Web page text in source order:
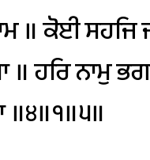
॥ਕੋਈਸਹਜਿ
॥ਹਰਿਨਾਮੁ
॥੪॥੧॥੫॥